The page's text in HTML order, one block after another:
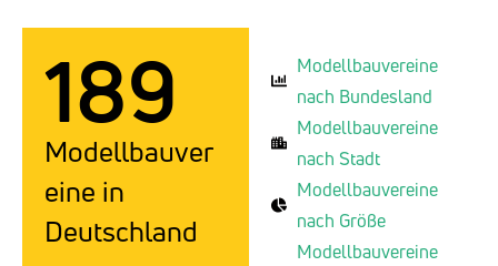
189
Modellbauver
eine in
Deutschland
Modellbauvereine
nach Bundesland
Modellbauvereine
nach Stadt
Modellbauvereine
nach Größe
Modellbauvereine